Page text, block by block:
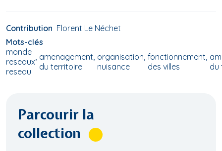
Contribution Florent Le Néchet
Mots-clés
monde
reseaux
reseau
amenagement
du territoire
organisation
nuisance
fonctionnement
des villes
du
Parcourir la
collection